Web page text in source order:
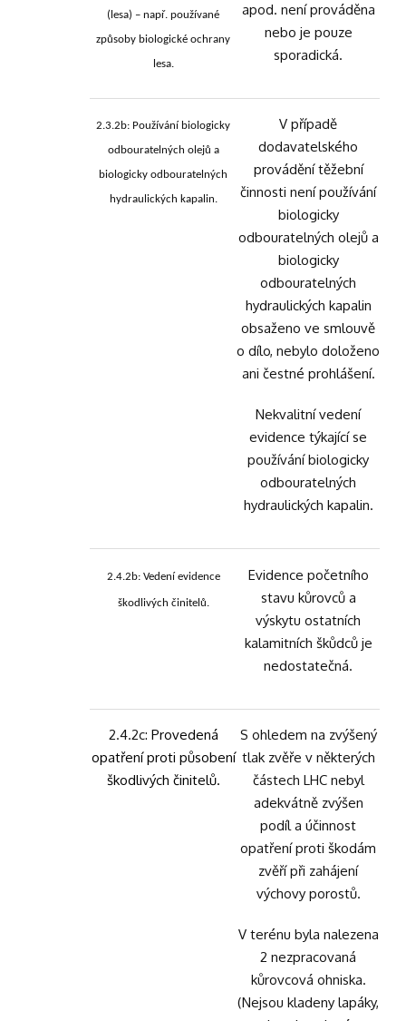
(lesa) – např. používané
způsoby biologické ochrany
lesa.
apod. není prováděna
nebo je pouze
sporadická.
2.3.2b: Používání biologicky
odbouratelných olejů a
biologicky odbouratelných
hydraulických kapalin.
V případě
dodavatelského
provádění těžební
činnosti není používání
biologicky
odbouratelných olejů a
biologicky
odbouratelných
hydraulických kapalin
obsaženo ve smlouvě
o dílo, nebylo doloženo
ani čestné prohlášení.
Nekvalitní vedení
evidence týkající se
používání biologicky
odbouratelných
hydraulických kapalin.
2.4.2b: Vedení evidence
škodlivých činitelů.
Evidence početního
stavu kůrovců a
výskytu ostatních
kalamitních škůdců je
nedostatečná.
2.4.2c: Provedená
opatření proti působení
škodlivých činitelů.
S ohledem na zvýšený
tlak zvěře v některých
částech LHC nebyl
adekvátně zvýšen
podíl a účinnost
opatření proti škodám
zvěří při zahájení
výchovy porostů.
V terénu byla nalezena
2 nezpracovaná
kůrovcová ohniska.
(Nejsou kladeny lapáky,